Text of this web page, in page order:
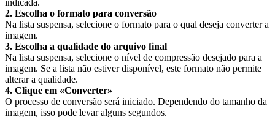
2. Escolha o formato para conversão
Na lista suspensa, selecione o formato para o qual deseja converter a
imagem.
3. Escolha a qualidade do arquivo final
Na lista suspensa, selecione o nível de compressão desejado para a
imagem. Se a lista não estiver disponível, este formato não permite
alterar a qualidade.
4. Clique em «Converter»
O processo de conversão será iniciado. Dependendo do tamanho da
imagem, isso pode levar alguns segundos.